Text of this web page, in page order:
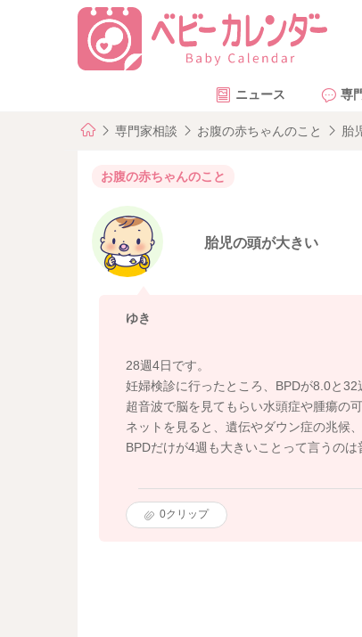
ニュース 専
専門家相談 お腹の赤ちゃんのこと 胎
お腹の赤ちゃんのこと
胎児の頭が大きい
ゆき
28週4日です。
妊婦検診に行ったところ、BPDが8.0と
超音波で脳を見てもらい水頭症や腫瘍の
ネットを見ると、遺伝やダウン症の兆候
BPDだけが4週も大きいことって言うの
0クリップ